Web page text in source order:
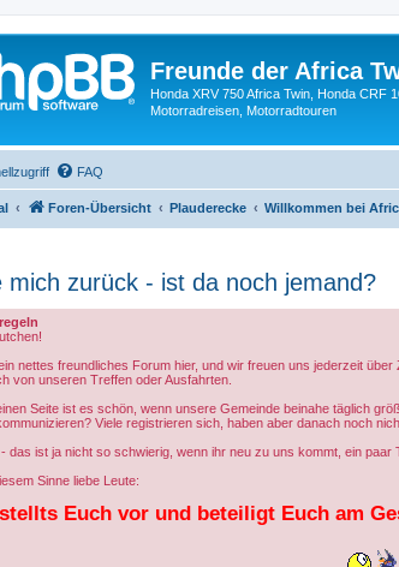
Freunde der Africa
Honda XRV 750 Africa Twin, Honda CRF
Motorradreisen, Motorradtouren
FAQ
Foren-Übersicht Plauderecke Willkommen bei
mich zurück - ist da noch jemand?
nettes freundliches Forum hier, und wir freuen uns jederzeit
von unseren Treffen oder Ausfahrten.
Seite ist es schön, wenn unsere Gemeinde beinahe täglich
Viele registrieren sich, haben aber danach noch
das ist ja nicht so schwierig, wenn ihr neu zu uns kommt, ein paar
Sinne liebe Leute:
Euch vor und beteiligt Euch am